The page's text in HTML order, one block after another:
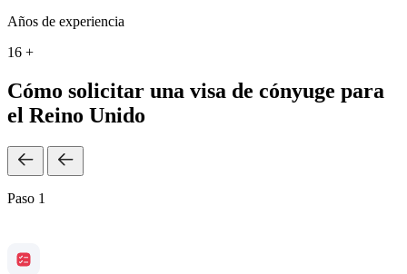
Años de experiencia
16 +
Cómo solicitar una visa de cónyuge para
el Reino Unido
Paso 1